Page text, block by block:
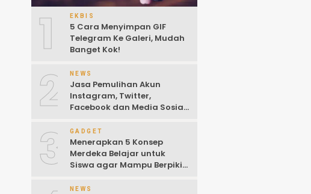
1 EKBIS
5 Cara Menyimpan GIF
Telegram Ke Galeri, Mudah
Banget Kok!
2 NEWS
Jasa Pemulihan Akun
Instagram, Twitter,
Facebook dan Media Sosial
2022)
3 GADGET
Menerapkan 5 Konsep
Merdeka Belajar untuk
Siswa agar Mampu Berpikir
NEWS